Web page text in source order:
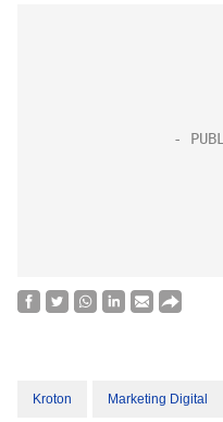
Kroton Marketing Digital